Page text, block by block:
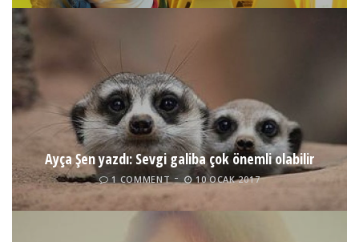
Ayça Şen yazdı: Sevgi galiba çok önemli olabilir
1 COMMENT 10 OCAK 2017